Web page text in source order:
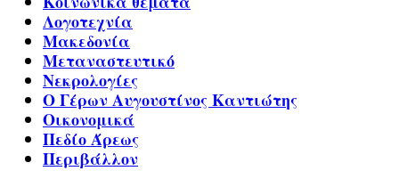
Λογοτεχνία
Μακεδονία
Μεταναστευτικό
Νεκρολογίες
Ο Γέρων Αυγουστίνος Καντιώτης
Οικονομικά
Πεδίο Άρεως
Περιβάλλον